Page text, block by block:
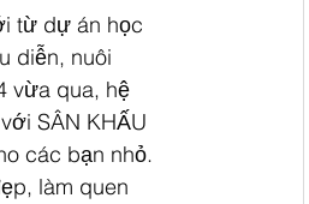
từ dự án học
diễn, nuôi
vừa qua, hệ
SÂN KHẤU
các bạn nhỏ.
làm quen